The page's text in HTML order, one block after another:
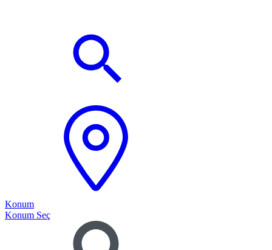
Konum
Konum Seç